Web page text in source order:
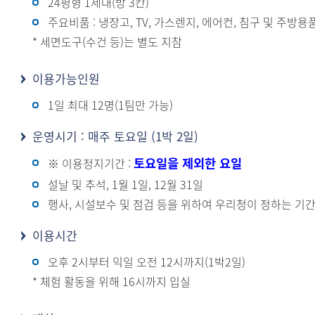
주요비품 : 냉장고, TV, 가스렌지, 에어컨, 침구 및 주방용
* 세면도구(수건 등)는 별도 지참
이용가능인원
1일 최대 12명(1팀만 가능)
운영시기 : 매주 토요일 (1박 2일)
※ 이용정지기간 : 토요일을 제외한 요일
설날 및 추석, 1월 1일, 12월 31일
행사, 시설보수 및 점검 등을 위하여 우리청이 정하는 기간
이용시간
오후 2시부터 익일 오전 12시까지(1박2일)
* 체험 활동을 위해 16시까지 입실